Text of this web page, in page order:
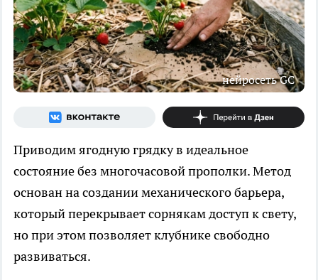
нейросеть GС
Приводим ягодную грядку в идеальное
состояние без многочасовой прополки. Метод
основан на создании механического барьера,
который перекрывает сорнякам доступ к свету,
но при этом позволяет клубнике свободно
развиваться.